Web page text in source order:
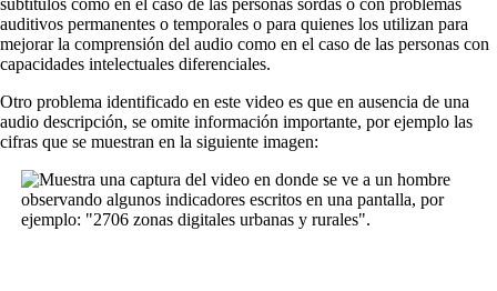
auditivos permanentes o temporales o para quienes los utilizan para
mejorar la comprensión del audio como en el caso de las personas con
capacidades intelectuales diferenciales.
Otro problema identificado en este video es que en ausencia de una
audio descripción, se omite información importante, por ejemplo las
cifras que se muestran en la siguiente imagen: